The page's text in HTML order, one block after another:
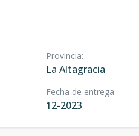
Provincia:
La Altagracia
Fecha de entrega:
12-2023